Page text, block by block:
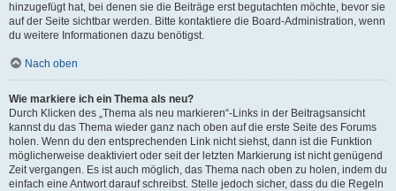
hinzugefügt hat, bei denen sie die Beiträge erst begutachten möchte, bevor sie
auf der Seite sichtbar werden. Bitte kontaktiere die Board-Administration, wenn
du weitere Informationen dazu benötigst.
Nach oben
Wie markiere ich ein Thema als neu?
Durch Klicken des „Thema als neu markieren“-Links in der Beitragsansicht
kannst du das Thema wieder ganz nach oben auf die erste Seite des Forums
holen. Wenn du den entsprechenden Link nicht siehst, dann ist die Funktion
möglicherweise deaktiviert oder seit der letzten Markierung ist nicht genügend
Zeit vergangen. Es ist auch möglich, das Thema nach oben zu holen, indem du
einfach eine Antwort darauf schreibst. Stelle jedoch sicher, dass du die Regeln